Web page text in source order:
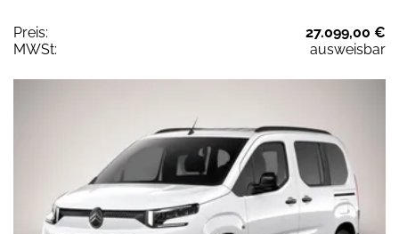
Preis:
27.099,00 €
MWSt:
ausweisbar